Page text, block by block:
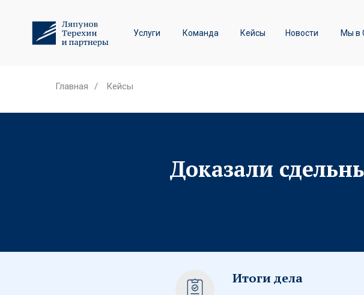
Команда
Услуги Мы в
Кейсы Новости
Лизинговые споры
Главная / Кейсы
Доказали
Итоги дела